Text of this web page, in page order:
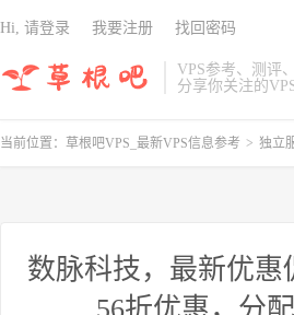
VPS参考、测评
分享你关注的
Hi, 请登录 我要注册 找回密码
当前位置： 草根吧VPS_最新VPS信息参考 > 独立
数脉科技，最新优